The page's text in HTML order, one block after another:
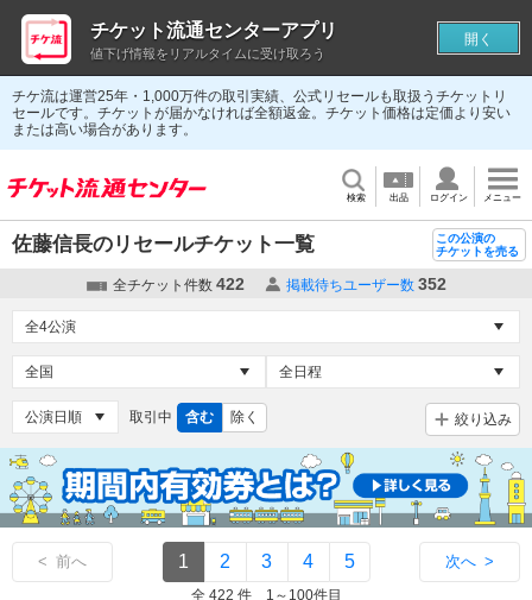
チケ流は運営25年・1,000万件の取引実績、公式リセールも取扱うチケットリ
セールです。チケットが届かなければ全額返金。チケット価格は定価より安い
または高い場合があります。
検索 出品 ログイン メニュー
佐藤信長のリセールチケット一覧
この公演の
チケットを売る
全チケット件数 422 掲載待ちユーザー数 352
取引中 含む 除く 絞り込み
< 前へ 1 2 3 4 5 次へ >
全 422 件 1～100件目
チケット流通センターアプリ
値下げ情報をリアルタイムに受け取ろう
開く